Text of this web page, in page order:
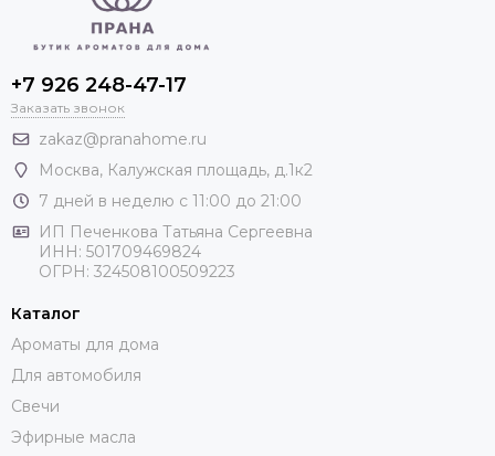
+7 926 248-47-17
Заказать звонок
zakaz@pranahome.ru
Москва, Калужская площадь, д.1к2
7 дней в неделю с 11:00 до 21:00
ИП Печенкова Татьяна Сергеевна
ИНН: 501709469824
ОГРН: 324508100509223
Каталог
Ароматы для дома
Для автомобиля
Свечи
Эфирные масла